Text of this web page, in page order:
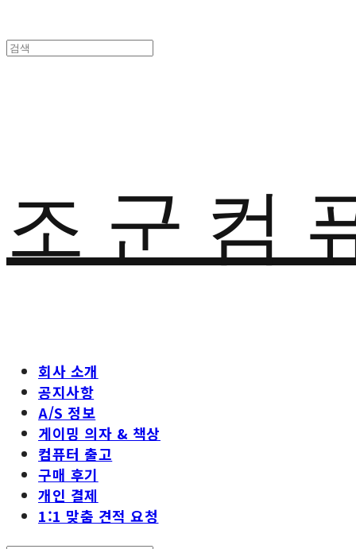
조 군 컴
회사 소개
공지사항
A/S 정보
게이밍 의자 & 책상
컴퓨터 출고
구매 후기
개인 결제
1:1 맞춤 견적 요청